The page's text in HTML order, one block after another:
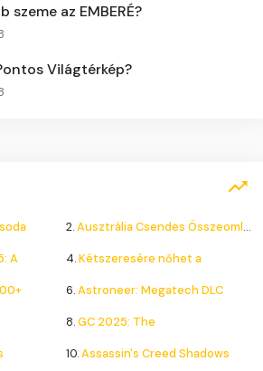
az EMBERÉ?
Világtérkép?
2.Ausztrália Csendes Összeomlása
A 4.Kétszeresére nőhet a
6.Astroneer: Megatech DLC
8.GC 2025: The
10.Assassin's Creed Shadows